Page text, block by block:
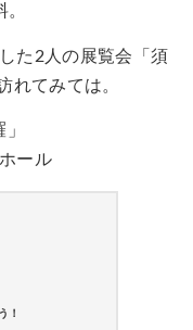
た2人の展覧会「須
れてみては。
ール
！